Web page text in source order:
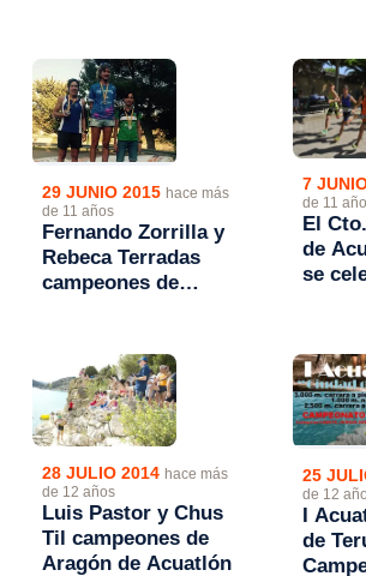
29 JUNIO 2015 hace más
de 11 años
Fernando Zorrilla y
Rebeca Terradas
campeones de
7
de 11
El
de
se
28 JULIO 2014 hace más
de 12 años
Luis Pastor y Chus
Til campeones de
Aragón de Acuatlón
25
de 12
I
de